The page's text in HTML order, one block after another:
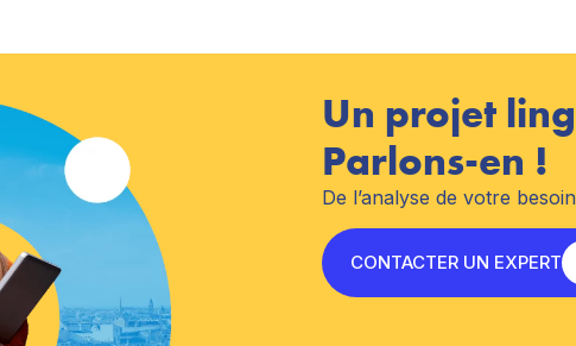
Un projet
Parlons-en !
De l’analyse de votre
CONTACTER UN EXPERT